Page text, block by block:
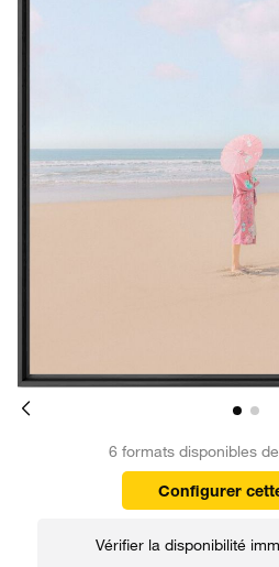
6 formats disponibles de
Configurer
Vérifier la disponibilité